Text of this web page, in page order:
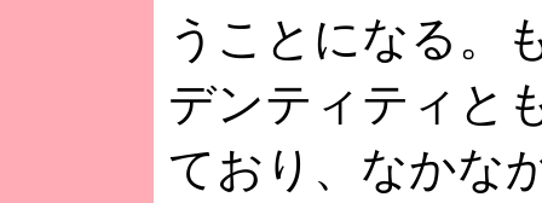
うことになる。
デンティティと
ており、なかな